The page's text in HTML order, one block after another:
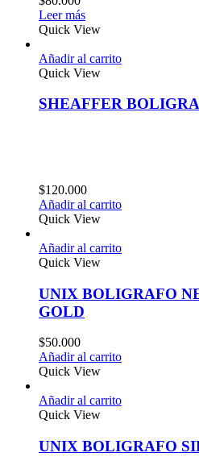
Leer más
Quick View
Añadir al carrito
Quick View
SHEAFFER
$120.000
Añadir al carrito
Quick View
Añadir al carrito
Quick View
UNIX BOLIGRAFO
GOLD
$50.000
Añadir al carrito
Quick View
Añadir al carrito
Quick View
UNIX BOLIGRAFO